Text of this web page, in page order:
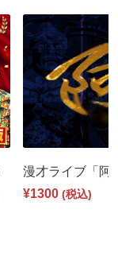
漫才ライブ「
¥1300 (税込)